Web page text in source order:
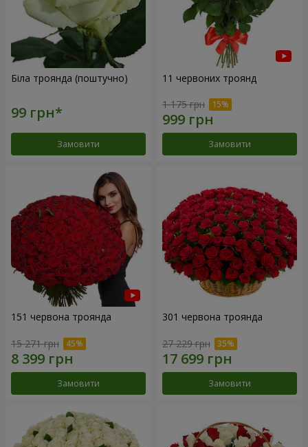
Біла троянда (поштучно)
Замовити
11 червоних троянд
1 175 грн
Замовити
151 червона троянда
15 271 грн
Замовити
301 червона троянда
27 229 грн
Замовити